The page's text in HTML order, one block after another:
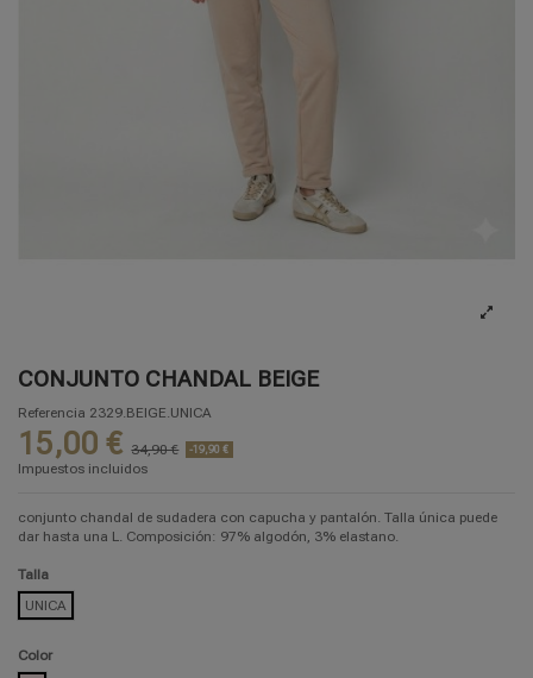
CONJUNTO CHANDAL BEIGE
Referencia 2329.BEIGE.UNICA
15,00 € 34,90 € -19,90 €
Impuestos incluidos
conjunto chandal de sudadera con capucha y pantalón. Talla única puede
dar hasta una L. Composición: 97% algodón, 3% elastano.
Talla
UNICA
Color